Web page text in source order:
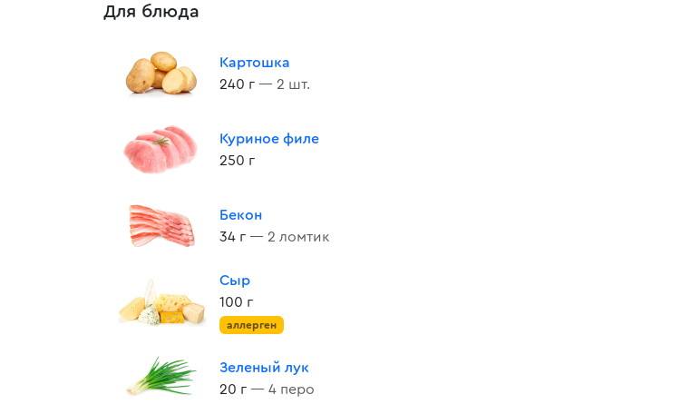
Для блюда
Картошка
240 г — 2 шт.
Куриное филе
250 г
Бекон
34 г — 2 ломтик
Сыр
100 г
аллерген
Зеленый лук
20 г — 4 перо